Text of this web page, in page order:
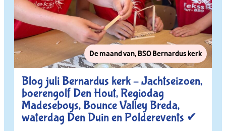
De maand van, BSO Bernardus kerk
Blog juli Bernardus kerk – Jachtseizoen,
boerengolf Den Hout, Regiodag
Madeseboys, Bounce Valley Breda,
waterdag Den Duin en Polderevents ✔